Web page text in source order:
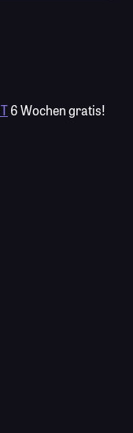
6 Wochen gratis!